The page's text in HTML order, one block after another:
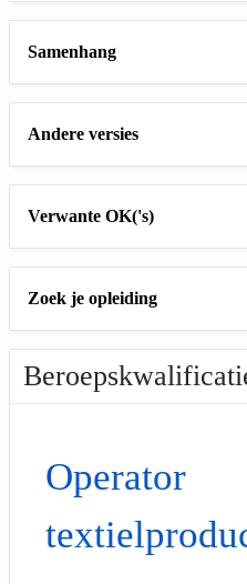
Samenhang
Andere versies
Verwante OK('s)
Zoek je opleiding
Operator